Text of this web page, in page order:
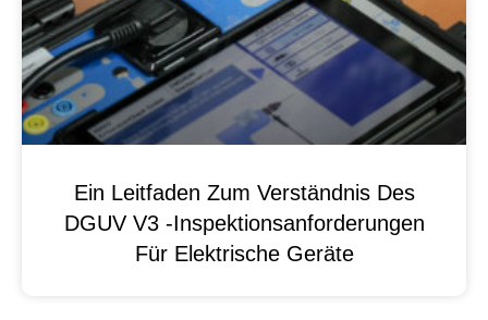
Ein Leitfaden Zum Verständnis Des
DGUV V3 -Inspektionsanforderungen
Für Elektrische Geräte